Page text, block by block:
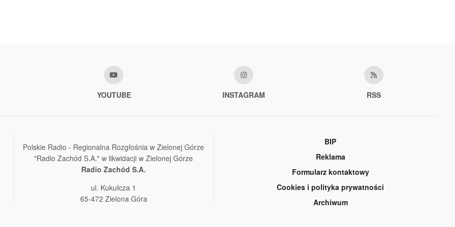
YOUTUBE INSTAGRAM RSS
Polskie Radio - Regionalna Rozgłośnia w Zielonej Górze
"Radio Zachód S.A." w likwidacji w Zielonej Górze
Radio Zachód S.A.
ul. Kukułcza 1
65-472 Zielona Góra
BIP
Reklama
Formularz kontaktowy
Cookies i polityka prywatności
Archiwum